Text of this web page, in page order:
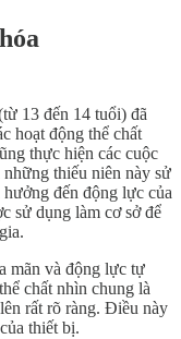
13 đến 14 tuổi) đã
hoạt động thể chất
thực hiện các cuộc
thiếu niên này sử
đến động lực của
sử dụng làm cơ sở để
mãn và động lực tự
chất nhìn chung là
rất rõ ràng. Điều này
thiết bị.